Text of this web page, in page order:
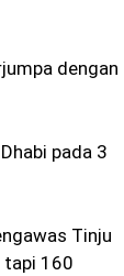
dengan
pada 3
Tinju
tapi 160